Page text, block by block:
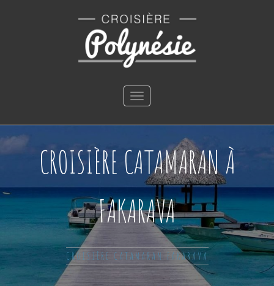
Toggle
navigation
CROISIÈRE CATAMARAN À
FAKARAVA
CROISIÈRE CATAMARAN FAKARAVA